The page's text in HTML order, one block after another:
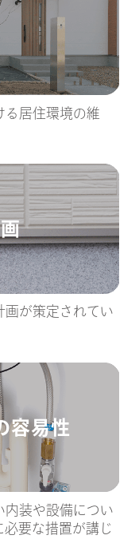
る居住環境の維
画が策定されてい
容易性
内装や設備につい
要な措置が講じ